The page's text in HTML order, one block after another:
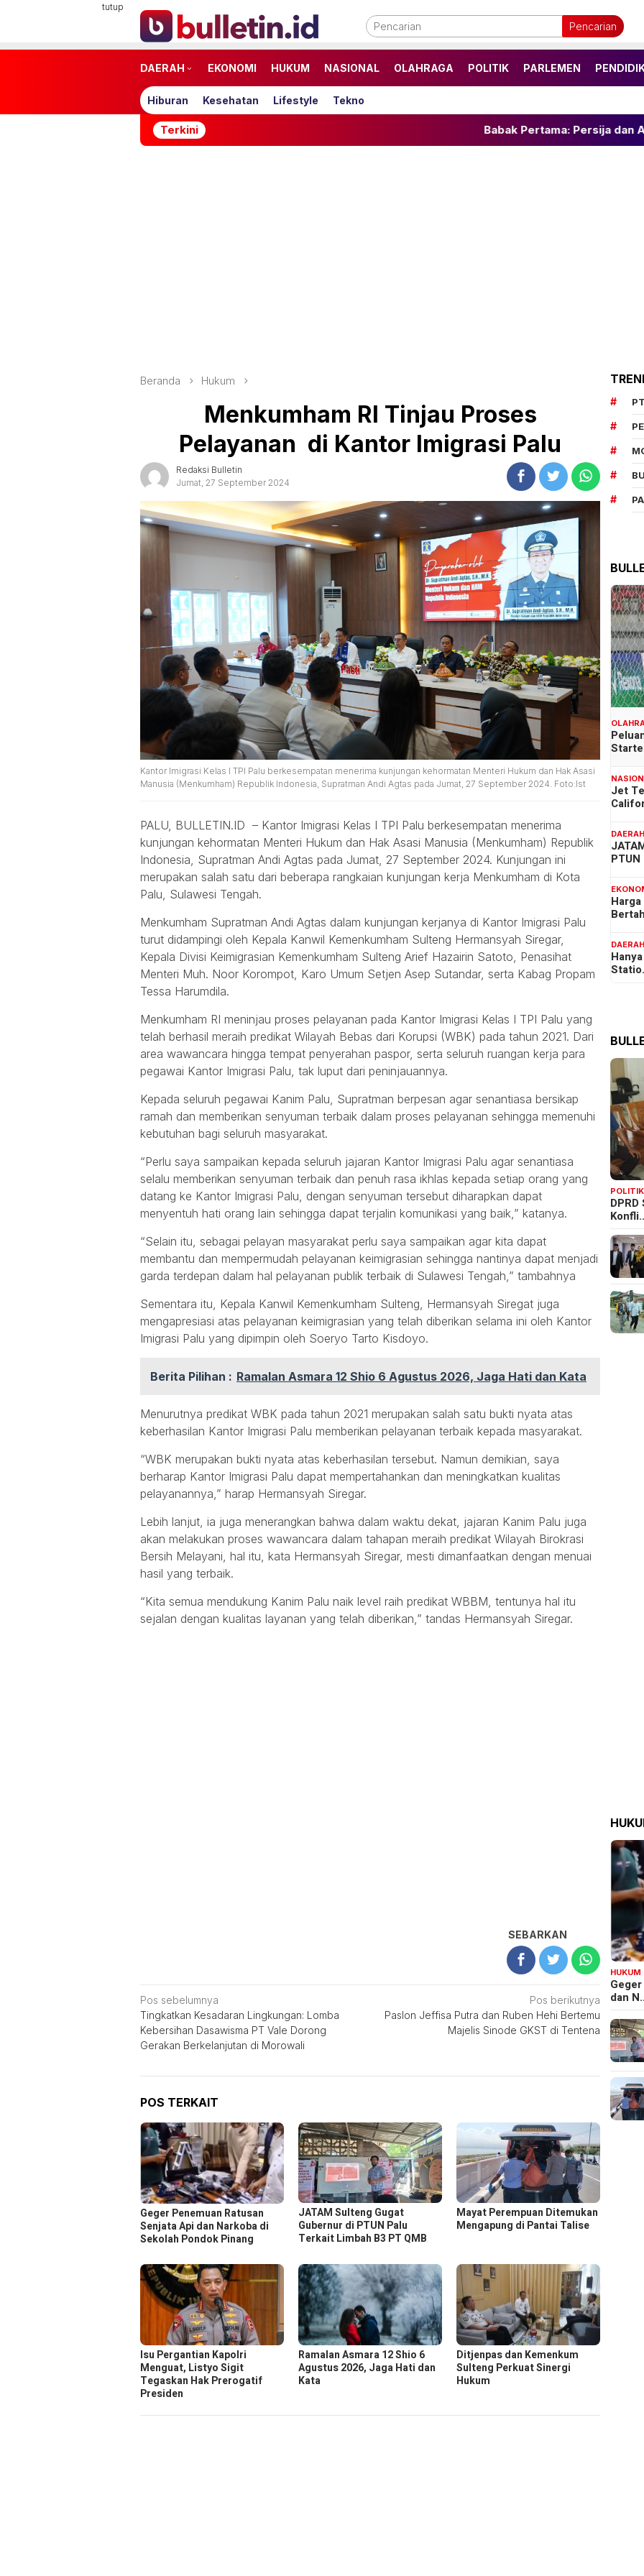
tutup
Pencarian
DAERAH EKONOMI HUKUM NASIONAL OLAHRAGA POLITIK PARLEMEN
Hiburan Kesehatan Lifestyle Tekno
Terkini Babak Pertama: Persija dan Arema FC
Beranda Hukum
Menkumham RI Tinjau Proses
Pelayanan di Kantor Imigrasi Palu
Redaksi Bulletin
Jumat, 27 September 2024
Kantor Imigrasi Kelas I TPI Palu berkesempatan menerima kunjungan kehormatan Menteri Hukum dan Hak Asasi
Manusia (Menkumham) Republik Indonesia, Supratman Andi Agtas pada Jumat, 27 September 2024. Foto:Ist
PALU, BULLETIN.ID – Kantor Imigrasi Kelas I TPI Palu berkesempatan menerima
kunjungan kehormatan Menteri Hukum dan Hak Asasi Manusia (Menkumham) Republik
Indonesia, Supratman Andi Agtas pada Jumat, 27 September 2024. Kunjungan ini
merupakan salah satu dari beberapa rangkaian kunjungan kerja Menkumham di Kota
Palu, Sulawesi Tengah.
Menkumham Supratman Andi Agtas dalam kunjungan kerjanya di Kantor Imigrasi Palu
turut didampingi oleh Kepala Kanwil Kemenkumham Sulteng Hermansyah Siregar,
Kepala Divisi Keimigrasian Kemenkumham Sulteng Arief Hazairin Satoto, Penasihat
Menteri Muh. Noor Korompot, Karo Umum Setjen Asep Sutandar, serta Kabag Propam
Tessa Harumdila.
Menkumham RI meninjau proses pelayanan pada Kantor Imigrasi Kelas I TPI Palu yang
telah berhasil meraih predikat Wilayah Bebas dari Korupsi (WBK) pada tahun 2021. Dari
area wawancara hingga tempat penyerahan paspor, serta seluruh ruangan kerja para
pegawai Kantor Imigrasi Palu, tak luput dari peninjauannya.
Kepada seluruh pegawai Kanim Palu, Supratman berpesan agar senantiasa bersikap
ramah dan memberikan senyuman terbaik dalam proses pelayanan sehingga memenuhi
kebutuhan bagi seluruh masyarakat.
“Perlu saya sampaikan kepada seluruh jajaran Kantor Imigrasi Palu agar senantiasa
selalu memberikan senyuman terbaik dan penuh rasa ikhlas kepada setiap orang yang
datang ke Kantor Imigrasi Palu, dengan senyuman tersebut diharapkan dapat
menyentuh hati orang lain sehingga dapat terjalin komunikasi yang baik,” katanya.
“Selain itu, sebagai pelayan masyarakat perlu saya sampaikan agar kita dapat
membantu dan mempermudah pelayanan keimigrasian sehingga nantinya dapat menjadi
garda terdepan dalam hal pelayanan publik terbaik di Sulawesi Tengah,” tambahnya
Sementara itu, Kepala Kanwil Kemenkumham Sulteng, Hermansyah Siregat juga
mengapresiasi atas pelayanan keimigrasian yang telah diberikan selama ini oleh Kantor
Imigrasi Palu yang dipimpin oleh Soeryo Tarto Kisdoyo.
Berita Pilihan : Ramalan Asmara 12 Shio 6 Agustus 2026, Jaga Hati dan Kata
Menurutnya predikat WBK pada tahun 2021 merupakan salah satu bukti nyata atas
keberhasilan Kantor Imigrasi Palu memberikan pelayanan terbaik kepada masyarakat.
“WBK merupakan bukti nyata atas keberhasilan tersebut. Namun demikian, saya
berharap Kantor Imigrasi Palu dapat mempertahankan dan meningkatkan kualitas
pelayanannya,” harap Hermansyah Siregar.
Lebih lanjut, ia juga menerangkan bahwa dalam waktu dekat, jajaran Kanim Palu juga
akan melakukan proses wawancara dalam tahapan meraih predikat Wilayah Birokrasi
Bersih Melayani, hal itu, kata Hermansyah Siregar, mesti dimanfaatkan dengan menuai
hasil yang terbaik.
“Kita semua mendukung Kanim Palu naik level raih predikat WBBM, tentunya hal itu
sejalan dengan kualitas layanan yang telah diberikan,” tandas Hermansyah Siregar.
SEBARKAN
Navigasi
pos
Pos sebelumnya
Tingkatkan Kesadaran Lingkungan: Lomba
Kebersihan Dasawisma PT Vale Dorong
Gerakan Berkelanjutan di Morowali
Pos berikutnya
Paslon Jeffisa Putra dan Ruben Hehi Bertemu
Majelis Sinode GKST di Tentena
POS TERKAIT
Geger Penemuan Ratusan
Senjata Api dan Narkoba di
Sekolah Pondok Pinang
JATAM Sulteng Gugat
Gubernur di PTUN Palu
Terkait Limbah B3 PT QMB
Mayat Perempuan Ditemukan
Mengapung di Pantai Talise
Isu Pergantian Kapolri
Menguat, Listyo Sigit
Tegaskan Hak Prerogatif
Presiden
Ramalan Asmara 12 Shio 6
Agustus 2026, Jaga Hati dan
Kata
Ditjenpas dan Kemenkum
Sulteng Perkuat Sinergi
Hukum
Jet
POLITIK
HUKUM
dan